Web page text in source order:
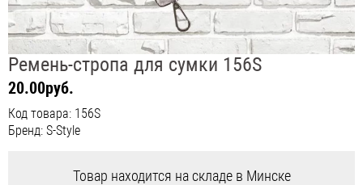
Ремень-стропа для сумки 156S
20.00руб.
Код товара: 156S
Бренд: S-Style
Товар находится на складе в Минске